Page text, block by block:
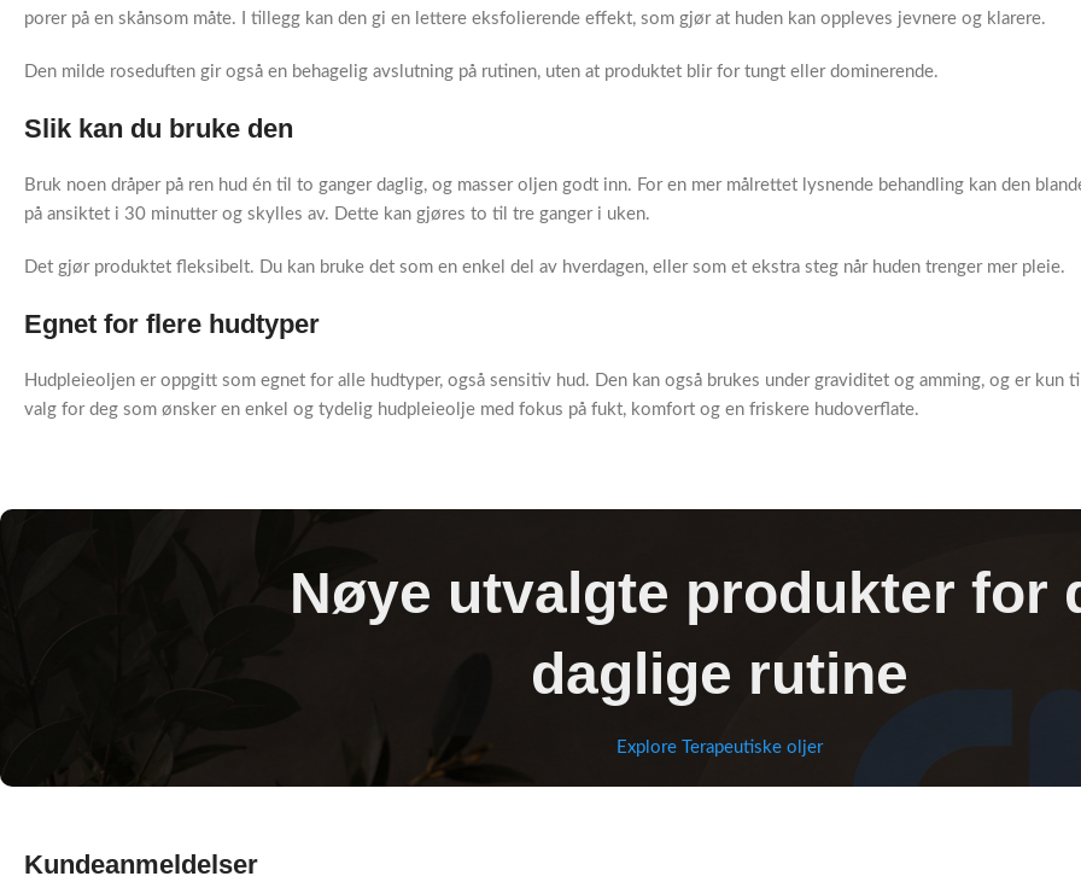
porer på en skånsom måte. I tillegg kan den gi en lettere eksfolierende effekt, som gjør at huden kan oppleves jevnere og klarere.
Den milde roseduften gir også en behagelig avslutning på rutinen, uten at produktet blir for tungt eller dominerende.
Slik kan du bruke den
Bruk noen dråper på ren hud én til to ganger daglig, og masser oljen godt inn. For en mer målrettet lysnende behandling kan den
på ansiktet i 30 minutter og skylles av. Dette kan gjøres to til tre ganger i uken.
Det gjør produktet fleksibelt. Du kan bruke det som en enkel del av hverdagen, eller som et ekstra steg når huden trenger mer pleie.
Egnet for flere hudtyper
Hudpleieoljen er oppgitt som egnet for alle hudtyper, også sensitiv hud. Den kan også brukes under graviditet og amming, og er
valg for deg som ønsker en enkel og tydelig hudpleieolje med fokus på fukt, komfort og en friskere hudoverflate.
Nøye utvalgte produkter for
daglige rutine
Explore Terapeutiske oljer
Kundeanmeldelser